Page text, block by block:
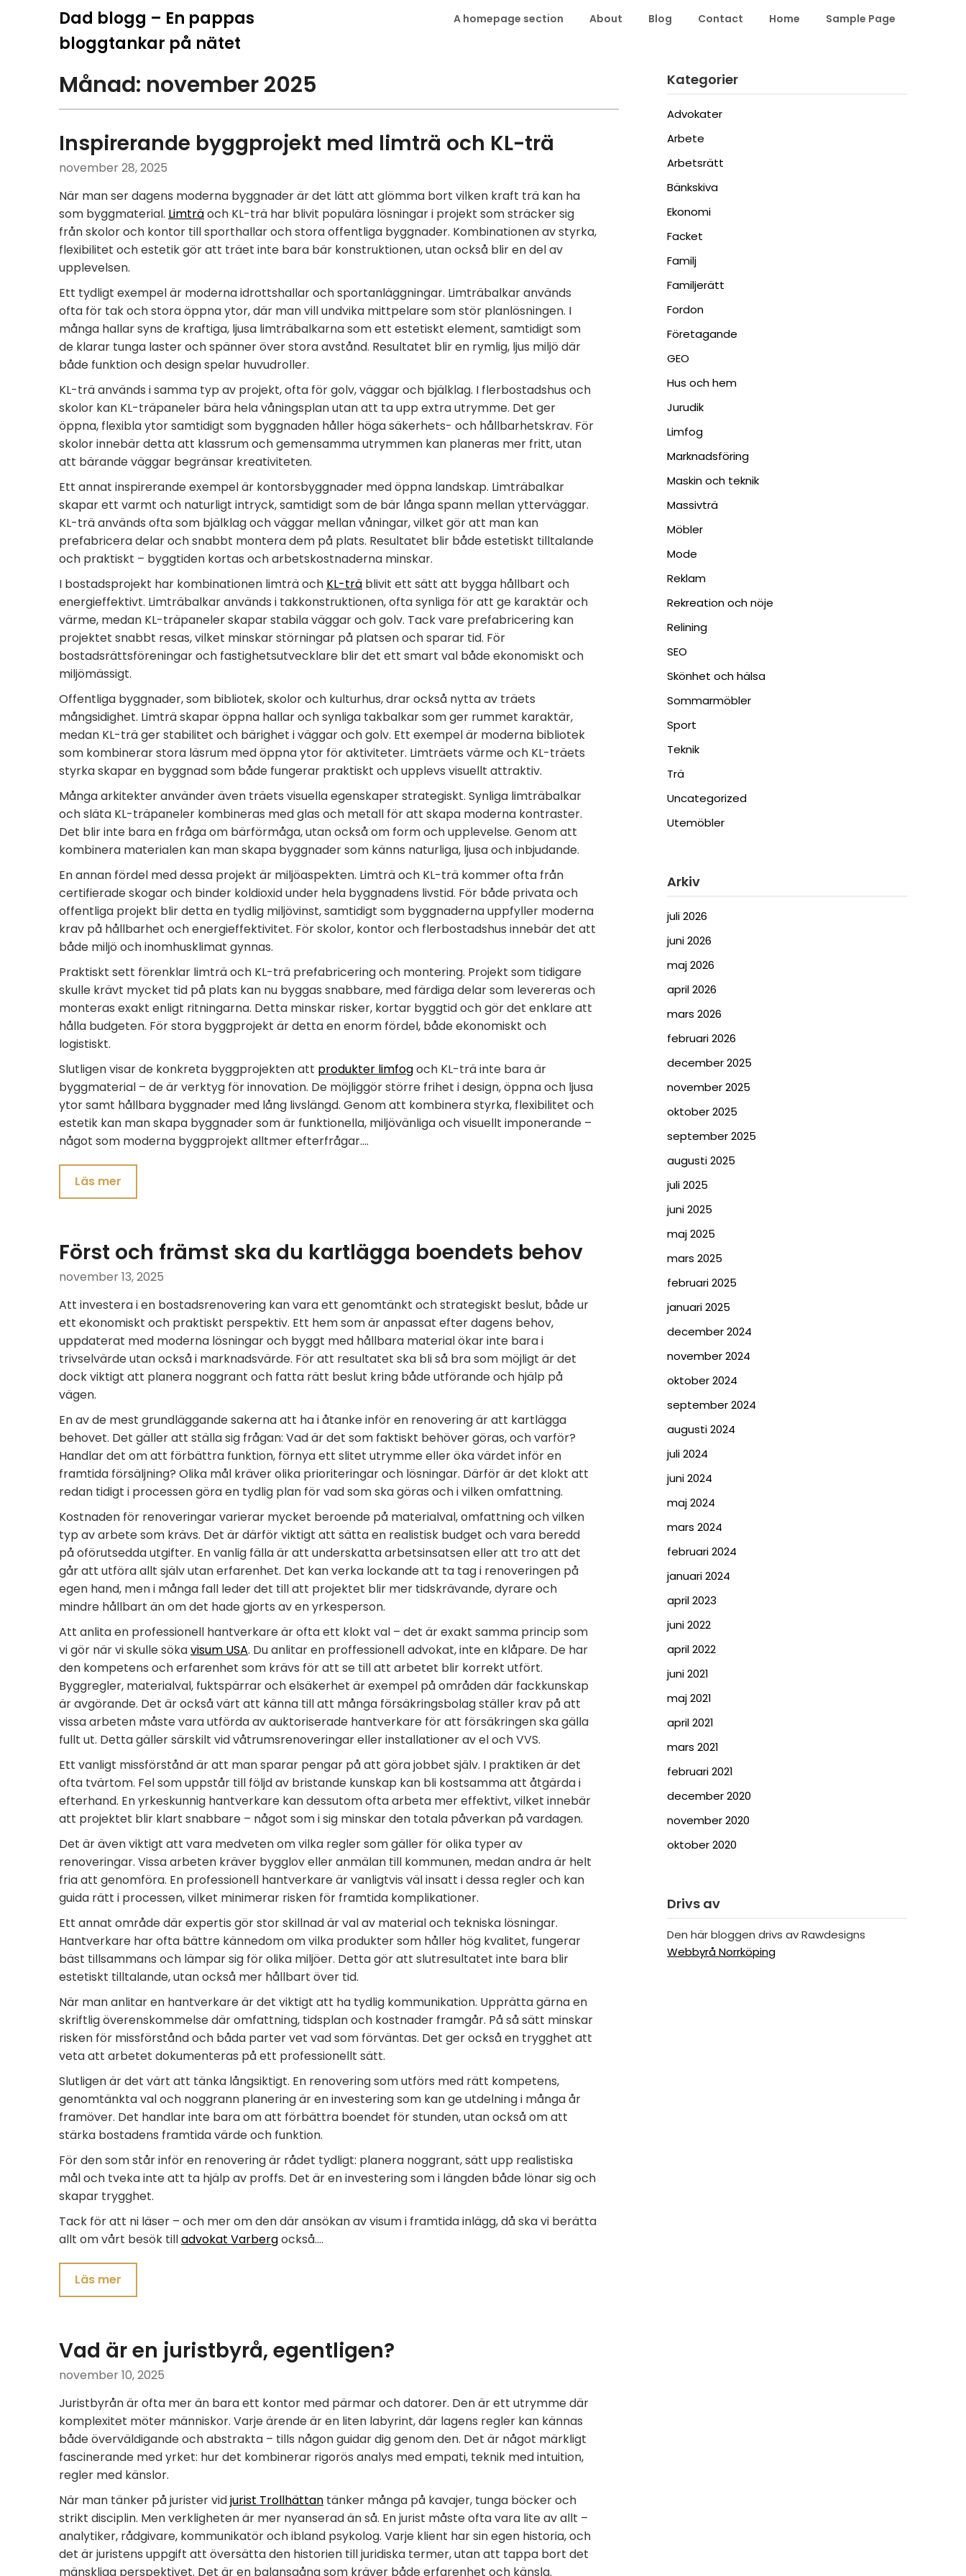
Dad blogg – En pappas
bloggtankar på nätet
A homepage section About Blog Contact Home Sample Page
Månad: november 2025
Inspirerande byggprojekt med limträ och KL-trä
november 28, 2025
När man ser dagens moderna byggnader är det lätt att glömma bort vilken kraft trä kan ha
som byggmaterial. Limträoch KL-trä har blivit populära lösningar i projekt som sträcker sig
från skolor och kontor till sporthallar och stora offentliga byggnader. Kombinationen av styrka,
flexibilitet och estetik gör att träet inte bara bär konstruktionen, utan också blir en del av
upplevelsen.
Ett tydligt exempel är moderna idrottshallar och sportanläggningar. Limträbalkar används
ofta för tak och stora öppna ytor, där man vill undvika mittpelare som stör planlösningen. I
många hallar syns de kraftiga, ljusa limträbalkarna som ett estetiskt element, samtidigt som
de klarar tunga laster och spänner över stora avstånd. Resultatet blir en rymlig, ljus miljö där
både funktion och design spelar huvudroller.
KL-trä används i samma typ av projekt, ofta för golv, väggar och bjälklag. I flerbostadshus och
skolor kan KL-träpaneler bära hela våningsplan utan att ta upp extra utrymme. Det ger
öppna, flexibla ytor samtidigt som byggnaden håller höga säkerhets- och hållbarhetskrav. För
skolor innebär detta att klassrum och gemensamma utrymmen kan planeras mer fritt, utan
att bärande väggar begränsar kreativiteten.
Ett annat inspirerande exempel är kontorsbyggnader med öppna landskap. Limträbalkar
skapar ett varmt och naturligt intryck, samtidigt som de bär långa spann mellan ytterväggar.
KL-trä används ofta som bjälklag och väggar mellan våningar, vilket gör att man kan
prefabricera delar och snabbt montera dem på plats. Resultatet blir både estetiskt tilltalande
och praktiskt – byggtiden kortas och arbetskostnaderna minskar.
I bostadsprojekt har kombinationen limträ och KL-trä blivit ett sätt att bygga hållbart och
energieffektivt. Limträbalkar används i takkonstruktionen, ofta synliga för att ge karaktär och
värme, medan KL-träpaneler skapar stabila väggar och golv. Tack vare prefabricering kan
projektet snabbt resas, vilket minskar störningar på platsen och sparar tid. För
bostadsrättsföreningar och fastighetsutvecklare blir det ett smart val både ekonomiskt och
miljömässigt.
Offentliga byggnader, som bibliotek, skolor och kulturhus, drar också nytta av träets
mångsidighet. Limträ skapar öppna hallar och synliga takbalkar som ger rummet karaktär,
medan KL-trä ger stabilitet och bärighet i väggar och golv. Ett exempel är moderna bibliotek
som kombinerar stora läsrum med öppna ytor för aktiviteter. Limträets värme och KL-träets
styrka skapar en byggnad som både fungerar praktiskt och upplevs visuellt attraktiv.
Många arkitekter använder även träets visuella egenskaper strategiskt. Synliga limträbalkar
och släta KL-träpaneler kombineras med glas och metall för att skapa moderna kontraster.
Det blir inte bara en fråga om bärförmåga, utan också om form och upplevelse. Genom att
kombinera materialen kan man skapa byggnader som känns naturliga, ljusa och inbjudande.
En annan fördel med dessa projekt är miljöaspekten. Limträ och KL-trä kommer ofta från
certifierade skogar och binder koldioxid under hela byggnadens livstid. För både privata och
offentliga projekt blir detta en tydlig miljövinst, samtidigt som byggnaderna uppfyller moderna
krav på hållbarhet och energieffektivitet. För skolor, kontor och flerbostadshus innebär det att
både miljö och inomhusklimat gynnas.
Praktiskt sett förenklar limträ och KL-trä prefabricering och montering. Projekt som tidigare
skulle krävt mycket tid på plats kan nu byggas snabbare, med färdiga delar som levereras och
monteras exakt enligt ritningarna. Detta minskar risker, kortar byggtid och gör det enklare att
hålla budgeten. För stora byggprojekt är detta en enorm fördel, både ekonomiskt och
logistiskt.
Slutligen visar de konkreta byggprojekten att produkter limfogoch KL-trä inte bara är
byggmaterial – de är verktyg för innovation. De möjliggör större frihet i design, öppna och ljusa
ytor samt hållbara byggnader med lång livslängd. Genom att kombinera styrka, flexibilitet och
estetik kan man skapa byggnader som är funktionella, miljövänliga och visuellt imponerande –
något som moderna byggprojekt alltmer efterfrågar.…
Läs mer
Först och främst ska du kartlägga boendets behov
november 13, 2025
Att investera i en bostadsrenovering kan vara ett genomtänkt och strategiskt beslut, både ur
ett ekonomiskt och praktiskt perspektiv. Ett hem som är anpassat efter dagens behov,
uppdaterat med moderna lösningar och byggt med hållbara material ökar inte bara i
trivselvärde utan också i marknadsvärde. För att resultatet ska bli så bra som möjligt är det
dock viktigt att planera noggrant och fatta rätt beslut kring både utförande och hjälp på
vägen.
En av de mest grundläggande sakerna att ha i åtanke inför en renovering är att kartlägga
behovet. Det gäller att ställa sig frågan: Vad är det som faktiskt behöver göras, och varför?
Handlar det om att förbättra funktion, förnya ett slitet utrymme eller öka värdet inför en
framtida försäljning? Olika mål kräver olika prioriteringar och lösningar. Därför är det klokt att
redan tidigt i processen göra en tydlig plan för vad som ska göras och i vilken omfattning.
Kostnaden för renoveringar varierar mycket beroende på materialval, omfattning och vilken
typ av arbete som krävs. Det är därför viktigt att sätta en realistisk budget och vara beredd
på oförutsedda utgifter. En vanlig fälla är att underskatta arbetsinsatsen eller att tro att det
går att utföra allt själv utan erfarenhet. Det kan verka lockande att ta tag i renoveringen på
egen hand, men i många fall leder det till att projektet blir mer tidskrävande, dyrare och
mindre hållbart än om det hade gjorts av en yrkesperson.
Att anlita en professionell hantverkare är ofta ett klokt val – det är exakt samma princip som
vi gör när vi skulle sökavisum USA. Du anlitar en proffessionell advokat, inte en klåpare. De har
den kompetens och erfarenhet som krävs för att se till att arbetet blir korrekt utfört.
Byggregler, materialval, fuktspärrar och elsäkerhet är exempel på områden där fackkunskap
är avgörande. Det är också värt att känna till att många försäkringsbolag ställer krav på att
vissa arbeten måste vara utförda av auktoriserade hantverkare för att försäkringen ska gälla
fullt ut. Detta gäller särskilt vid våtrumsrenoveringar eller installationer av el och VVS.
Ett vanligt missförstånd är att man sparar pengar på att göra jobbet själv. I praktiken är det
ofta tvärtom. Fel som uppstår till följd av bristande kunskap kan bli kostsamma att åtgärda i
efterhand. En yrkeskunnig hantverkare kan dessutom ofta arbeta mer effektivt, vilket innebär
att projektet blir klart snabbare – något som i sig minskar den totala påverkan på vardagen.
Det är även viktigt att vara medveten om vilka regler som gäller för olika typer av
renoveringar. Vissa arbeten kräver bygglov eller anmälan till kommunen, medan andra är helt
fria att genomföra. En professionell hantverkare är vanligtvis väl insatt i dessa regler och kan
guida rätt i processen, vilket minimerar risken för framtida komplikationer.
Ett annat område där expertis gör stor skillnad är val av material och tekniska lösningar.
Hantverkare har ofta bättre kännedom om vilka produkter som håller hög kvalitet, fungerar
bäst tillsammans och lämpar sig för olika miljöer. Detta gör att slutresultatet inte bara blir
estetiskt tilltalande, utan också mer hållbart över tid.
När man anlitar en hantverkare är det viktigt att ha tydlig kommunikation. Upprätta gärna en
skriftlig överenskommelse där omfattning, tidsplan och kostnader framgår. På så sätt minskar
risken för missförstånd och båda parter vet vad som förväntas. Det ger också en trygghet att
veta att arbetet dokumenteras på ett professionellt sätt.
Slutligen är det värt att tänka långsiktigt. En renovering som utförs med rätt kompetens,
genomtänkta val och noggrann planering är en investering som kan ge utdelning i många år
framöver. Det handlar inte bara om att förbättra boendet för stunden, utan också om att
stärka bostadens framtida värde och funktion.
För den som står inför en renovering är rådet tydligt: planera noggrant, sätt upp realistiska
mål och tveka inte att ta hjälp av proffs. Det är en investering som i längden både lönar sig och
skapar trygghet.
Tack för att ni läser – och mer om den där ansökan av visum i framtida inlägg, då ska vi berätta
allt om vårt besök tilladvokat Varbergockså.…
Läs mer
Vad är en juristbyrå, egentligen?
november 10, 2025
Juristbyrån är ofta mer än bara ett kontor med pärmar och datorer. Den är ett utrymme där
komplexitet möter människor. Varje ärende är en liten labyrint, där lagens regler kan kännas
både överväldigande och abstrakta – tills någon guidar dig genom den. Det är något märkligt
fascinerande med yrket: hur det kombinerar rigorös analys med empati, teknik med intuition,
regler med känslor.
När man tänker på jurister vidjurist Trollhättan tänker många på kavajer, tunga böcker och
strikt disciplin. Men verkligheten är mer nyanserad än så. En jurist måste ofta vara lite av allt –
analytiker, rådgivare, kommunikatör och ibland psykolog. Varje klient har sin egen historia, och
det är juristens uppgift att översätta den historien till juridiska termer, utan att tappa bort det
mänskliga perspektivet. Det är en balansgång som kräver både erfarenhet och känsla.
Kategorier
Advokater
Arbete
Arbetsrätt
Bänkskiva
Ekonomi
Facket
Familj
Familjerätt
Fordon
Företagande
GEO
Hus och hem
Jurudik
Limfog
Marknadsföring
Maskin och teknik
Massivträ
Möbler
Mode
Reklam
Rekreation och nöje
Relining
SEO
Skönhet och hälsa
Sommarmöbler
Sport
Teknik
Trä
Uncategorized
Utemöbler
Arkiv
juli 2026
juni 2026
maj 2026
april 2026
mars 2026
februari 2026
december 2025
november 2025
oktober 2025
september 2025
augusti 2025
juli 2025
juni 2025
maj 2025
mars 2025
februari 2025
januari 2025
december 2024
november 2024
oktober 2024
september 2024
augusti 2024
juli 2024
juni 2024
maj 2024
mars 2024
februari 2024
januari 2024
april 2023
juni 2022
april 2022
juni 2021
maj 2021
april 2021
mars 2021
februari 2021
december 2020
november 2020
oktober 2020
Drivs av
Den här bloggen drivs av Rawdesigns
Webbyrå Norrköping